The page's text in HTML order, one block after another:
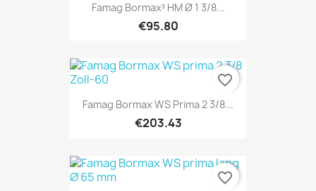
Famag Bormax³ HM Ø 1 3/8...
€95.80
Famag Bormax WS Prima 2 3/8...
€203.43
favorite_border
favorite_border